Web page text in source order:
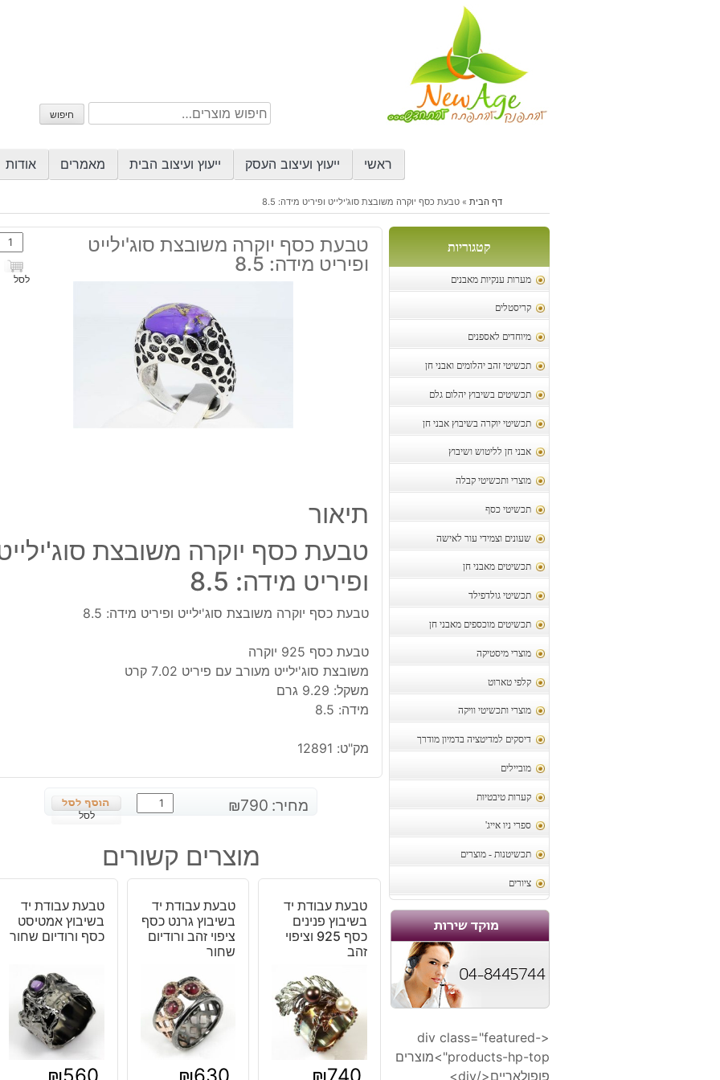
חיפוש
עבור:
חיפוש
ראשי ייעוץ ועיצוב העסק ייעוץ ועיצוב הבית מאמרים אודות
דף הבית »טבעת כסף יוקרה משובצת סוג'ילייט ופיריט מידה: 8.5
קטגוריות
מערות ענקיות מאבנים
קריסטלים
מיוחדים לאספנים
תכשיטי זהב יהלומים ואבני חן
תכשיטים בשיבוץ יהלום גלם
תכשיטי יוקרה בשיבוץ אבני חן
אבני חן לליטוש ושיבוץ
מוצרי ותכשיטי קבלה
תכשיטי כסף
שעונים וצמידי עור לאישה
תכשיטים מאבני חן
תכשיטי גולדפילד
תכשיטים מוכספים מאבני חן
מוצרי מיסטיקה
קלפי טארוט
מוצרי ותכשיטי וויקה
דיסקים למדיטציה בדמיון מודרך
מוביילים
קערות טיבטיות
ספרי ניו אייג'
תכשיטנות - מוצרים
ציורים
<div class="featured-
products-hp-top">מוצרים
פופולאריים</div>
טבעת כסף יוקרה משובצת סוג'ילייט
ופיריט מידה: 8.5
של
טבעת
לסל
תיאור
טבעת כסף יוקרה משובצת
ופיריט מידה: 8.5
טבעת כסף יוקרה משובצת סוג'ילייט ופיריט מידה: 8.5
טבעת כסף 925 יוקרה
משובצת סוג'ילייט מעורב עם פיריט 7.02 קרט
משקל: 9.29 גרם
מידה: 8.5
מק"ט: 12891
מחיר: ₪790
כמות
של
כסף
יוקרה
סוג'ילייט
ופיריט
לסל
מוצרים קשורים
טבעת עבודת יד
בשיבוץ פנינים
כסף 925 וציפוי
זהב
₪740
טבעת עבודת יד
בשיבוץ גרנט כסף
ציפוי זהב ורודיום
שחור
₪630
טבעת עבודת יד
בשיבוץ אמטיסט
כסף ורודיום שחור
₪560